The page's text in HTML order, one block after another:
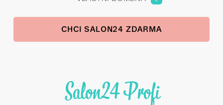
CHCI SALON24 ZDARMA
Salon24 Profi